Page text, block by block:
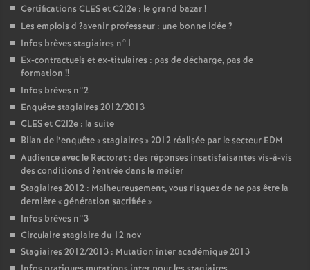
Certifications CLESet C2I2e : le grand bazar!
Les emplois d ?avenir professeur : une bonne idée?
Infos brèves stagiaires n°1
Ex-contractuels et ex-titulaires : pas de décharge, pas de
formation !!
Infos brèves n°2
Enquête stagiaires 2012/2013
CLESet C2I2e : la suite
Bilan de l’enquête «stagiaires » 2012 réalisée par le secteur EDM
Audience avec le Rectorat : des réponses insatisfaisantes vis-à-vis
des conditions d ?entrée dans le métier
Stagiaires 2012 : Malheureusement, vous risquez de ne pas être la
dernière «génération sacrifiée»
Infos brèves n°3
Circulaire stagiaire du 12 nov
Stagiaires 2012/2013 : Mutation inter académique 2013